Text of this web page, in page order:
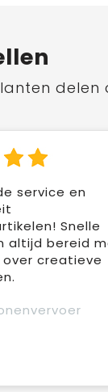
service en
Snelle
altijd bereid
creatieve